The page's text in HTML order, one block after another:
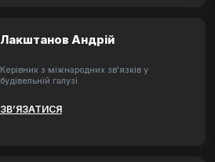
Лакштанов Андрій
Керівник з міжнародних зв'язків у
будівельній галузі
ЗВ’ЯЗАТИСЯ